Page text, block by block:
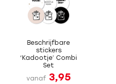
Beschrijfbare
stickers
‘Kadootje’ Combi
Set
vanaf 3,95